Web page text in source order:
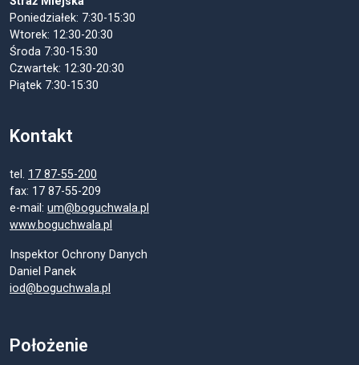
Poniedziałek: 7:30-15:30
Wtorek: 12:30-20:30
Środa 7:30-15:30
Czwartek: 12:30-20:30
Piątek 7:30-15:30
Kontakt
tel. 17 87-55-200
fax: 17 87-55-209
e-mail: um@boguchwala.pl
www.boguchwala.pl
Inspektor Ochrony Danych
Daniel Panek
iod@boguchwala.pl
Położenie